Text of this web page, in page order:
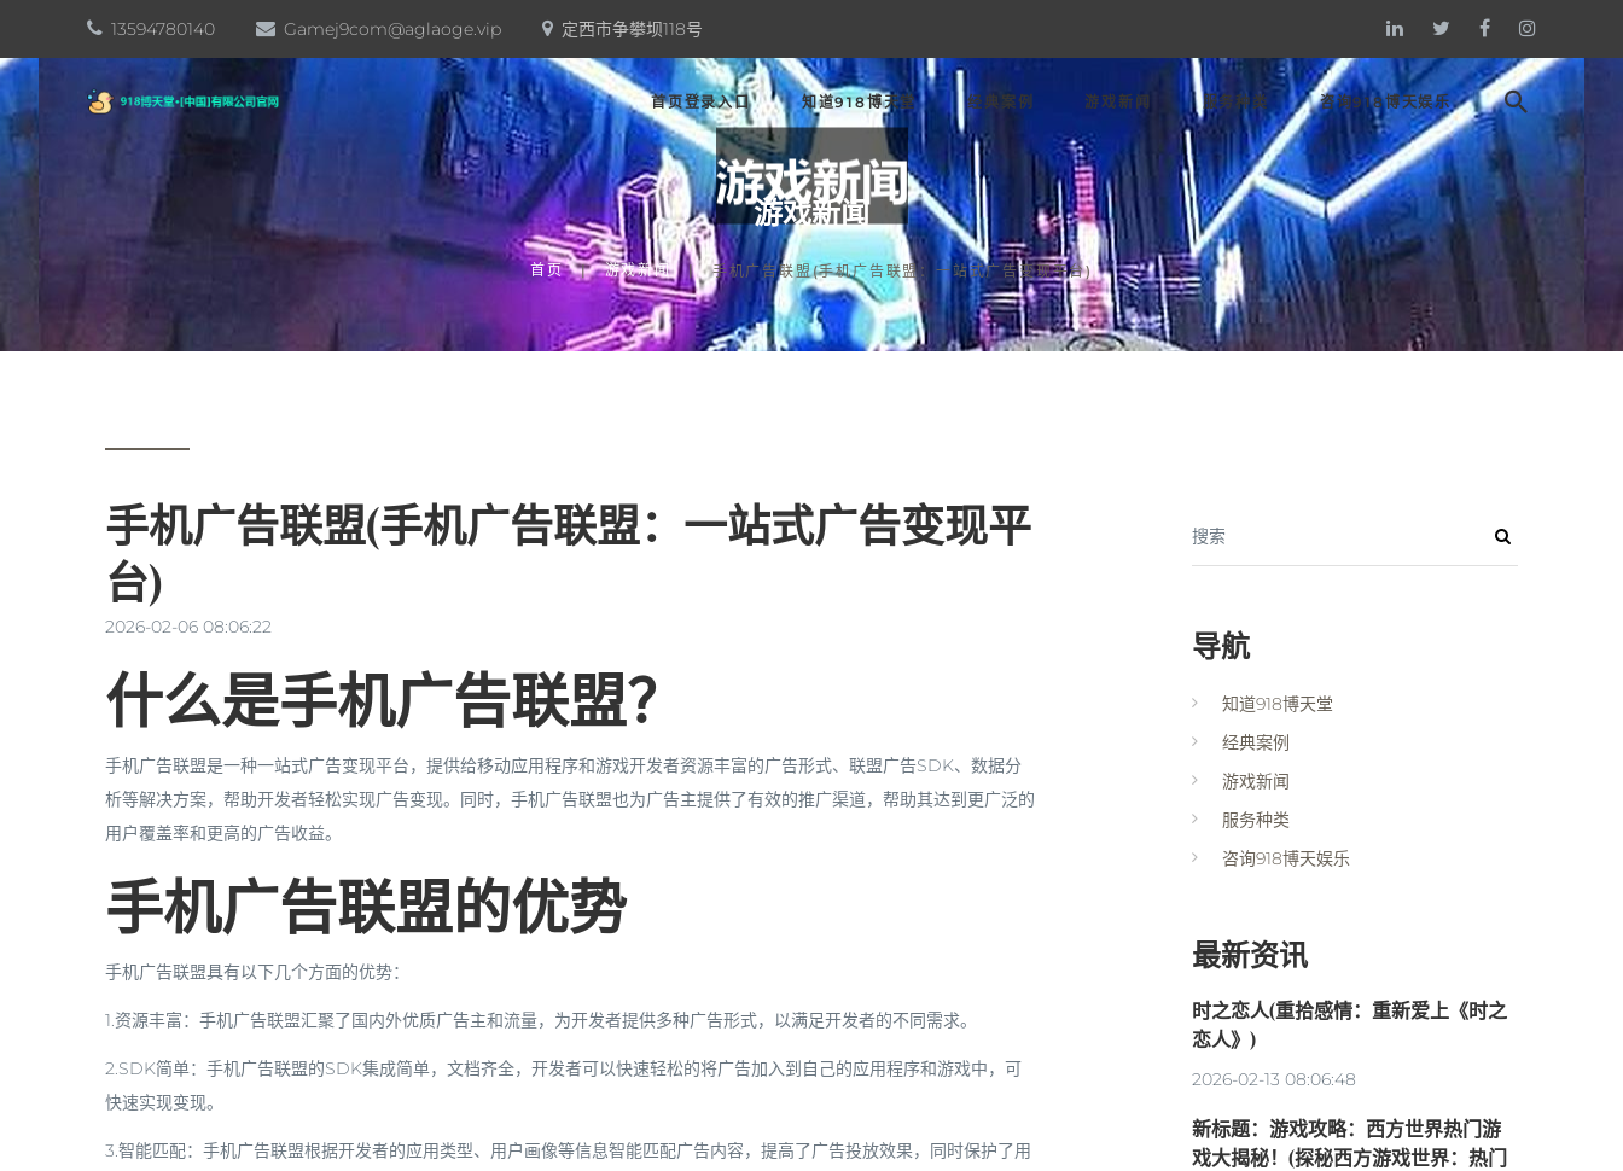
13594780140 Gamej9com@aglaoge.vip 定西市争攀坝118号
首页登录入口 知道918博天堂 经典案例 游戏新闻 服务种类 咨询918博天娱乐
游戏新闻
首页 游戏新闻 手机广告联盟(手机广告联盟：一站式广告变现平台)
手机广告联盟(手机广告联盟：一站式广告变现平
台)
2026-02-06 08:06:22
什么是手机广告联盟？
手机广告联盟是一种一站式广告变现平台，提供给移动应用程序和游戏开发者资源丰富的广告形式、联盟广告SDK、数据分
析等解决方案，帮助开发者轻松实现广告变现。同时，手机广告联盟也为广告主提供了有效的推广渠道，帮助其达到更广泛的
用户覆盖率和更高的广告收益。
手机广告联盟的优势
手机广告联盟具有以下几个方面的优势：
1.资源丰富：手机广告联盟汇聚了国内外优质广告主和流量，为开发者提供多种广告形式，以满足开发者的不同需求。
2.SDK简单：手机广告联盟的SDK集成简单，文档齐全，开发者可以快速轻松的将广告加入到自己的应用程序和游戏中，可
快速实现变现。
3.智能匹配：手机广告联盟根据开发者的应用类型、用户画像等信息智能匹配广告内容，提高了广告投放效果，同时保护了用
搜索
导航
知道918博天堂
经典案例
游戏新闻
服务种类
咨询918博天娱乐
最新资讯
时之恋人(重拾感情：重新爱上《时之
恋人》)
2026-02-13 08:06:48
新标题：游戏攻略：西方世界热门游
戏大揭秘！(探秘西方游戏世界：热门